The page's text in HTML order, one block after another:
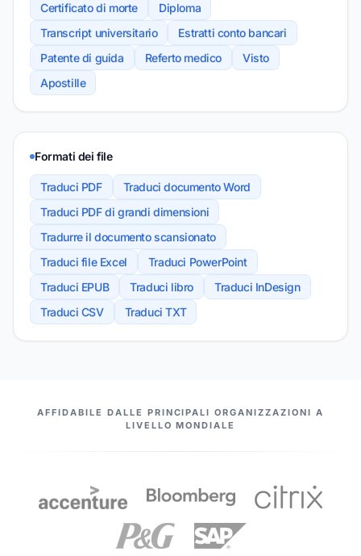
Certificato di morte
Diploma
Transcript universitario
Estratti conto bancari
Patente di guida
Referto medico
Visto
Apostille
Formati dei file
Traduci PDF
Traduci documento Word
Traduci PDF di grandi dimensioni
Tradurre il documento scansionato
Traduci file Excel
Traduci PowerPoint
Traduci EPUB
Traduci libro
Traduci InDesign
Traduci CSV
Traduci TXT
I NOSTRI PARTNER
AFFIDABILE DALLE PRINCIPALI ORGANIZZAZIONI A
LIVELLO MONDIALE